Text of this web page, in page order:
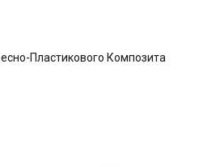
Пластикового Композита